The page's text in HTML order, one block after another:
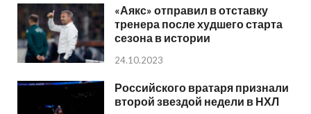
«Аякс» отправил в отставку
тренера после худшего старта
сезона в истории
24.10.2023
Российского вратаря признали
второй звездой недели в НХЛ